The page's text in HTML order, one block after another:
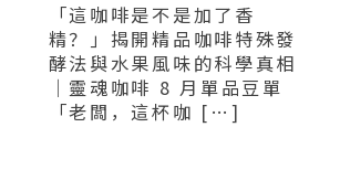
「這咖啡是不是加了香
精？」揭開精品咖啡特殊發
酵法與水果風味的科學真相
｜靈魂咖啡 8 月單品豆單
「老闆，這杯咖 […]